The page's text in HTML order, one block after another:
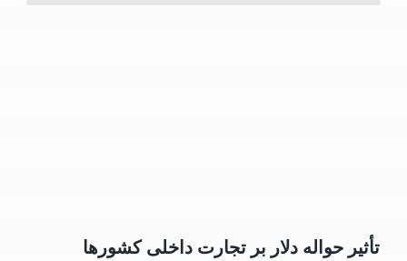
تأثیر حواله دلار بر تجارت داخلی کشورها